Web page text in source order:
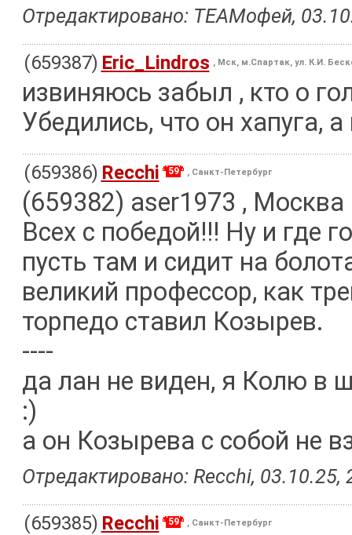
Отредактировано: TEAMофей,
(659387) Eric_Lindros , Мск, м.Спартак, ул. К.И.
извиняюсь забыл , кто о
Убедились, что он хапуга, а
(659386) Recchi 59 , Санкт-Петербург
(659382) aser1973 ,
Всех с победой!!! Ну и где
пусть там и сидит на
великий профессор, как
торпедо ставил Козырев.
----
да лан не виден, я Колю в
:)
а он Козырева с собой не
Отредактировано: Recchi, 03.10.25,
(659385) Recchi 59 , Санкт-Петербург